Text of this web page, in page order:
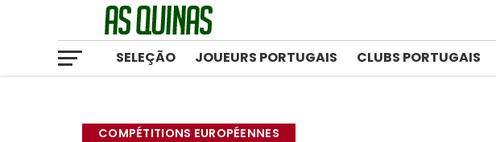
SELEÇÃO JOUEURS PORTUGAIS CLUBS PORTUGAIS
COMPÉTITIONS EUROPÉENNES